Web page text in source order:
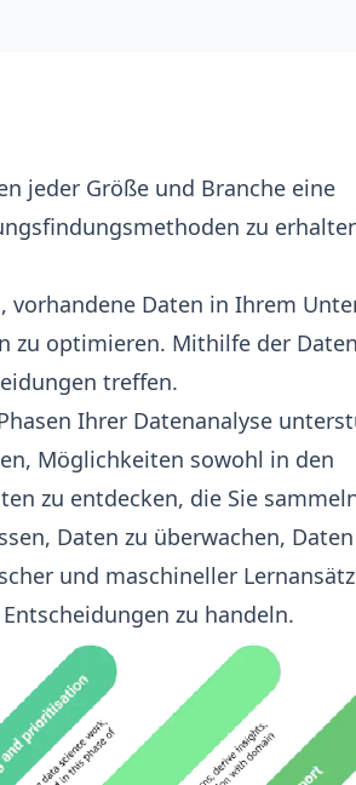
jeder Größe und Branche eine
zu
vorhandene Daten in Ihrem
zu optimieren. Mithilfe der
treffen.
Ihrer Datenanalyse
Möglichkeiten sowohl in den
zu entdecken, die Sie
Daten zu überwachen,
und maschineller
zu handeln.